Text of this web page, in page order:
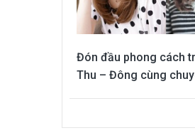
Đón đầu phong cách
Thu – Đông cùng